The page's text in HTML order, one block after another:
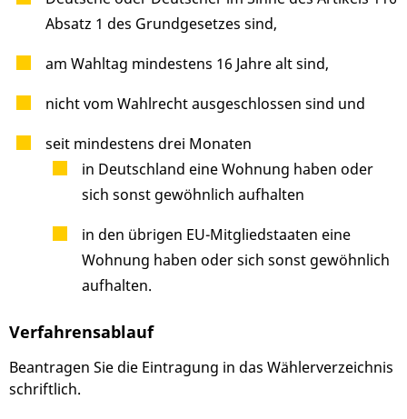
Absatz 1 des Grundgesetzes sind,
am Wahltag mindestens 16 Jahre alt sind,
nicht vom Wahlrecht ausgeschlossen sind und
seit mindestens drei Monaten
in Deutschland eine Wohnung haben oder
sich sonst gewöhnlich aufhalten
in den übrigen EU-Mitgliedstaaten eine
Wohnung haben oder sich sonst gewöhnlich
aufhalten.
Verfahrensablauf
Beantragen Sie die Eintragung in das Wählerverzeichnis
schriftlich.